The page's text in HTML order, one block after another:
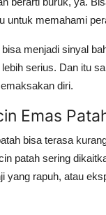
untuk memahami
menjadi sinyal
serius. Dan itu
diri.
Emas
bisa terasa
patah sering
yang rapuh, atau